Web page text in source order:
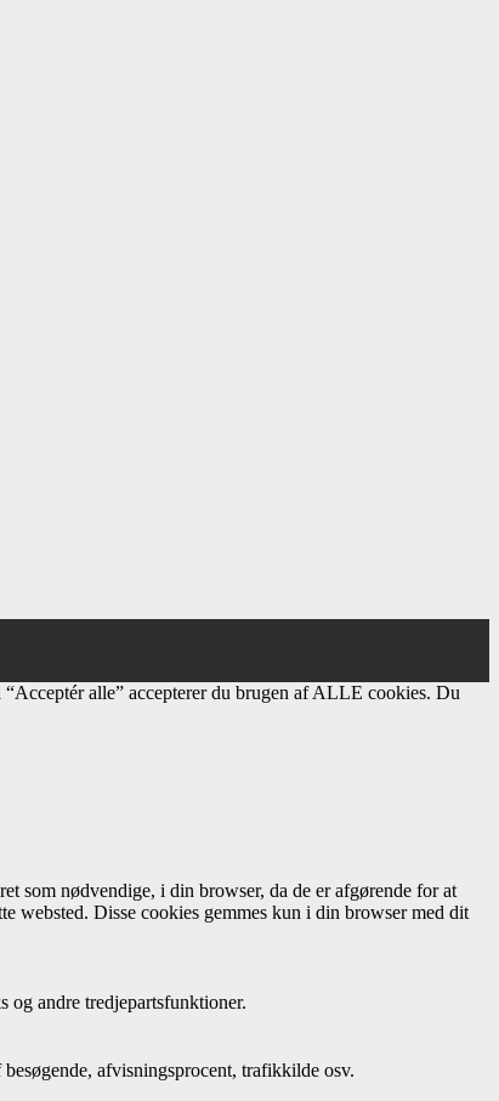
alle” accepterer du brugen af ​​ALLE cookies. Du
som nødvendige, i din browser, da de er afgørende for at
websted. Disse cookies gemmes kun i din browser med dit
og andre tredjepartsfunktioner.
afvisningsprocent, trafikkilde osv.